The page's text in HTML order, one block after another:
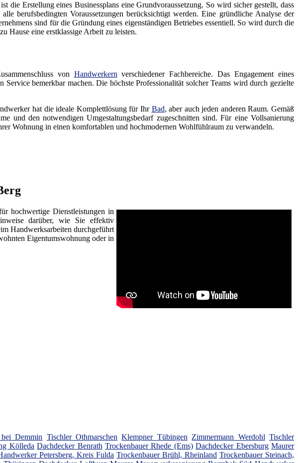
die Erstellung eines Businessplans eine Grundvoraussetzung. So wird sicher gestellt, dass
berufsbedingten Voraussetzungen berücksichtigt werden. Eine gründliche Analyse der
sind für die Gründung eines eigenständigen Betriebes essentiell. So wird durch die
Hause eine erstklassige Arbeit zu leisten.
von Handwerkern verschiedener Fachbereiche. Das Engagement eines
bemerkbar machen. Die höchste Professionalität solcher Teams wird durch gezielte
hat die ideale Komplettlösung für Ihr Bad, aber auch jeden anderen Raum. Gemäß
und den notwendigen Umgestaltungsbedarf zugeschnitten sind. Für eine Vollsanierung
Wohnung in einen komfortablen und hochmodernen Wohlfühlraum zu verwandeln.
hochwertige Dienstleistungen in
darüber, wie Sie effektiv
Handwerksarbeiten durchgeführt
Eigentumswohnung oder in
Demmin Tischler Othmarschen Klempner Tübingen Zimmermann Werdohl Tischler
Kölleda Dachdecker Benrath Trockenbauer Rhede (Ems) Dachdecker Ebersburg Maurer
Petersberg, Kreis Fulda Trockenbauer Brühl, Rheinland Trockenbauer Steinach,